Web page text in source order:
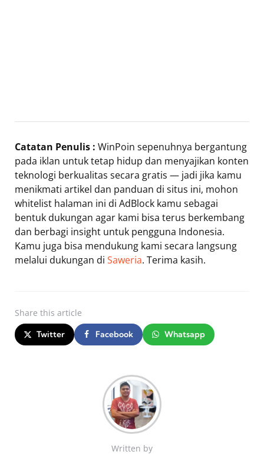
Catatan Penulis : WinPoin sepenuhnya bergantung
pada iklan untuk tetap hidup dan menyajikan konten
teknologi berkualitas secara gratis — jadi jika kamu
menikmati artikel dan panduan di situs ini, mohon
whitelist halaman ini di AdBlock kamu sebagai
bentuk dukungan agar kami bisa terus berkembang
dan berbagi insight untuk pengguna Indonesia.
Kamu juga bisa mendukung kami secara langsung
melalui dukungan di Saweria. Terima kasih.
Share this article
Twitter Facebook Whatsapp
Written by